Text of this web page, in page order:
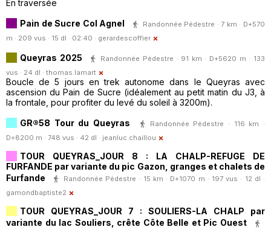
En traversée
Pain de Sucre Col Agnel
Randonnée Pédestre · 7 km · D+570
m · 209 vus · 15 dl · 02:40 · gerardescoffier
Queyras 2025
Randonnée Pédestre · 91 km · D+5620 m · 133
vus · 24 dl · thomas.lamart
Boucle de 5 jours en trek autonome dans le Queyras avec
ascension du Pain de Sucre (idéalement au petit matin du J3, à
la frontale, pour profiter du levé du soleil à 3200m).
GR®58 Tour du Queyras
Randonnée Pédestre · 116 km ·
D+8200 m · 748 vus · 42 dl · jeanluc.chaillou
TOUR QUEYRAS_JOUR 8 : LA CHALP-REFUGE DE
FURFANDE par variante du pic Gazon, granges et chalets de
Furfande
Randonnée Pédestre · 15 km · D+1070 m · 197 vus · 12 dl ·
gamondbaptiste2
TOUR QUEYRAS_JOUR 7 : SOULIERS-LA CHALP par
variante du lac Souliers, crête Côte Belle et Pic Ouest